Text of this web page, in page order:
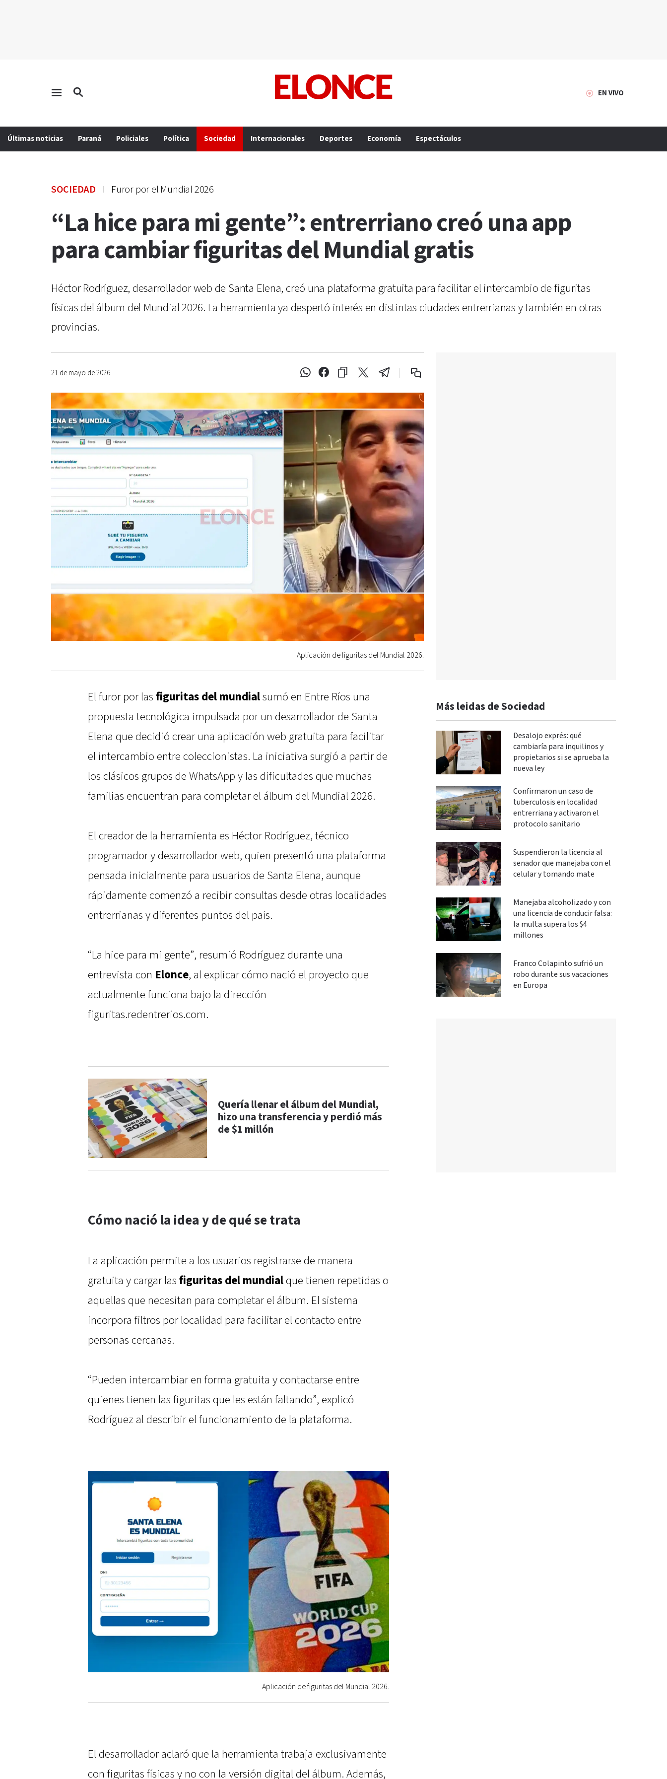
EN VIVO
Últimas noticias Paraná Policiales Política Sociedad Internacionales Deportes Economía Espectáculos
SOCIEDAD Furor por el Mundial 2026
“La hice para mi gente”: entrerriano creó una app
para cambiar figuritas del Mundial gratis
Héctor Rodríguez, desarrollador web de Santa Elena, creó una plataforma gratuita para facilitar el intercambio de figuritas
físicas del álbum del Mundial 2026. La herramienta ya despertó interés en distintas ciudades entrerrianas y también en otras
provincias.
21 de mayo de 2026
Aplicación de figuritas del Mundial 2026.
El furor por las figuritas del mundialsumó en Entre Ríos una
propuesta tecnológica impulsada por un desarrollador de Santa
Elena que decidió crear una aplicación web gratuita para facilitar
el intercambio entre coleccionistas. La iniciativa surgió a partir de
los clásicos grupos de WhatsApp y las dificultades que muchas
familias encuentran para completar el álbum del Mundial 2026.
El creador de la herramienta es Héctor Rodríguez, técnico
programador y desarrollador web, quien presentó una plataforma
pensada inicialmente para usuarios de Santa Elena, aunque
rápidamente comenzó a recibir consultas desde otras localidades
entrerrianas y diferentes puntos del país.
“La hice para mi gente”, resumió Rodríguez durante una
entrevista con Elonce, al explicar cómo nació el proyecto que
actualmente funciona bajo la dirección
figuritas.redentrerios.com.
Quería llenar el álbum del Mundial,
hizo una transferencia y perdió más
de $1 millón
Cómo nació la idea y de qué se trata
La aplicación permite a los usuarios registrarse de manera
gratuita y cargar las figuritas del mundialque tienen repetidas o
aquellas que necesitan para completar el álbum. El sistema
incorpora filtros por localidad para facilitar el contacto entre
personas cercanas.
“Pueden intercambiar en forma gratuita y contactarse entre
quienes tienen las figuritas que les están faltando”, explicó
Rodríguez al describir el funcionamiento de la plataforma.
Aplicación de figuritas del Mundial 2026.
El desarrollador aclaró que la herramienta trabaja exclusivamente
con figuritas físicas y no con la versión digital del álbum. Además,
Más leidas de Sociedad
Desalojo exprés: qué
cambiaría para inquilinos y
propietarios si se aprueba la
nueva ley
Confirmaron un caso de
tuberculosis en localidad
entrerriana y activaron el
protocolo sanitario
Suspendieron la licencia al
senador que manejaba con el
celular y tomando mate
Manejaba alcoholizado y con
una licencia de conducir falsa:
la multa supera los $4
millones
Franco Colapinto sufrió un
robo durante sus vacaciones
en Europa